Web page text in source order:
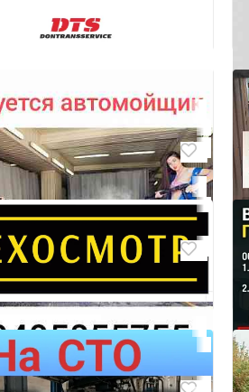
автослесаря
По результатам собеседования
автослесарь на
сервис
эксперт тех осмотр